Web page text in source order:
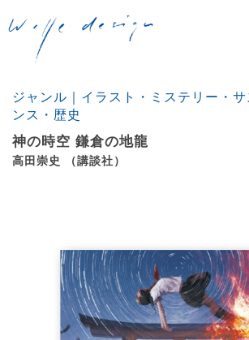
ジャンル｜イラスト・ミステリー・サ
ンス・歴史
神の時空 鎌倉の地龍
高田崇史 （講談社）